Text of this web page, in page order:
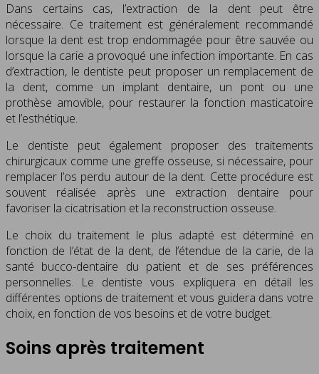
Dans certains cas, l’extraction de la dent peut être
nécessaire. Ce traitement est généralement recommandé
lorsque la dent est trop endommagée pour être sauvée ou
lorsque la carie a provoqué une infection importante. En cas
d’extraction, le dentiste peut proposer un remplacement de
la dent, comme un implant dentaire, un pont ou une
prothèse amovible, pour restaurer la fonction masticatoire
et l’esthétique.
Le dentiste peut également proposer des traitements
chirurgicaux comme une greffe osseuse, si nécessaire, pour
remplacer l’os perdu autour de la dent. Cette procédure est
souvent réalisée après une extraction dentaire pour
favoriser la cicatrisation et la reconstruction osseuse.
Le choix du traitement le plus adapté est déterminé en
fonction de l’état de la dent, de l’étendue de la carie, de la
santé bucco-dentaire du patient et de ses préférences
personnelles. Le dentiste vous expliquera en détail les
différentes options de traitement et vous guidera dans votre
choix, en fonction de vos besoins et de votre budget.
Soins après traitement